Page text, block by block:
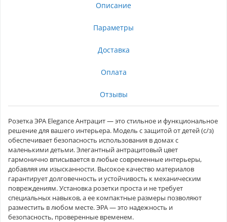
Описание
Параметры
Доставка
Оплата
Отзывы
Розетка ЭРА Elegance Антрацит — это стильное и функциональное
решение для вашего интерьера. Модель с защитой от детей (с/з)
обеспечивает безопасность использования в домах с
маленькими детьми. Элегантный антрацитовый цвет
гармонично вписывается в любые современные интерьеры,
добавляя им изысканности. Высокое качество материалов
гарантирует долговечность и устойчивость к механическим
повреждениям. Установка розетки проста и не требует
специальных навыков, а ее компактные размеры позволяют
разместить в любом месте. ЭРА — это надежность и
безопасность, проверенные временем.